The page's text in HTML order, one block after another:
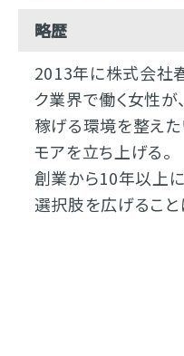
略歴
2013年に株式会社
ク業界で働く女性が
稼げる環境を整えた
モアを立ち上げる。
創業から10年以上
選択肢を広げること